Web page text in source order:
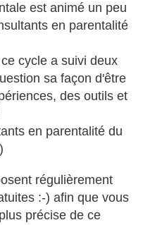
est animé un peu
en parentalité
cycle a suivi deux
sa façon d'être
des outils et
en parentalité du
régulièrement
:-) afin que vous
précise de ce